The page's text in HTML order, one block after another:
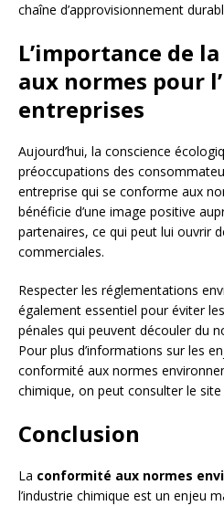
chaîne d’approvisionnement
L’importance de
aux normes pour
entreprises
Aujourd’hui, la conscience
préoccupations des
entreprise qui se conforme aux
bénéficie d’une image positive
partenaires, ce qui peut lui ouvrir
commerciales.
Respecter les réglementations
également essentiel pour éviter
pénales qui peuvent découler du
Pour plus d’informations sur les
conformité aux normes
chimique, on peut consulter le site
Conclusion
La conformité aux normes
l’industrie chimique est un enjeu